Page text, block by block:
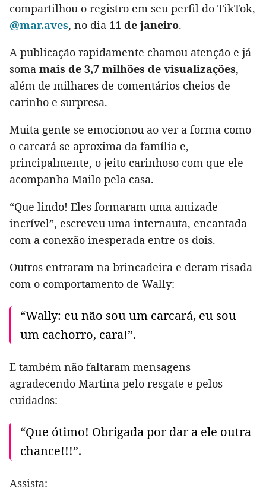
compartilhou o registro em seu perfil do TikTok,
@mar.aves, no dia 11 de janeiro.
A publicação rapidamente chamou atenção e já
soma mais de 3,7 milhões de visualizações,
além de milhares de comentários cheios de
carinho e surpresa.
Muita gente se emocionou ao ver a forma como
o carcará se aproxima da família e,
principalmente, o jeito carinhoso com que ele
acompanha Mailo pela casa.
“Que lindo! Eles formaram uma amizade
incrível”, escreveu uma internauta, encantada
com a conexão inesperada entre os dois.
Outros entraram na brincadeira e deram risada
com o comportamento de Wally:
“Wally: eu não sou um carcará, eu sou
um cachorro, cara!”.
E também não faltaram mensagens
agradecendo Martina pelo resgate e pelos
cuidados:
“Que ótimo! Obrigada por dar a ele outra
chance!!!”.
Assista: